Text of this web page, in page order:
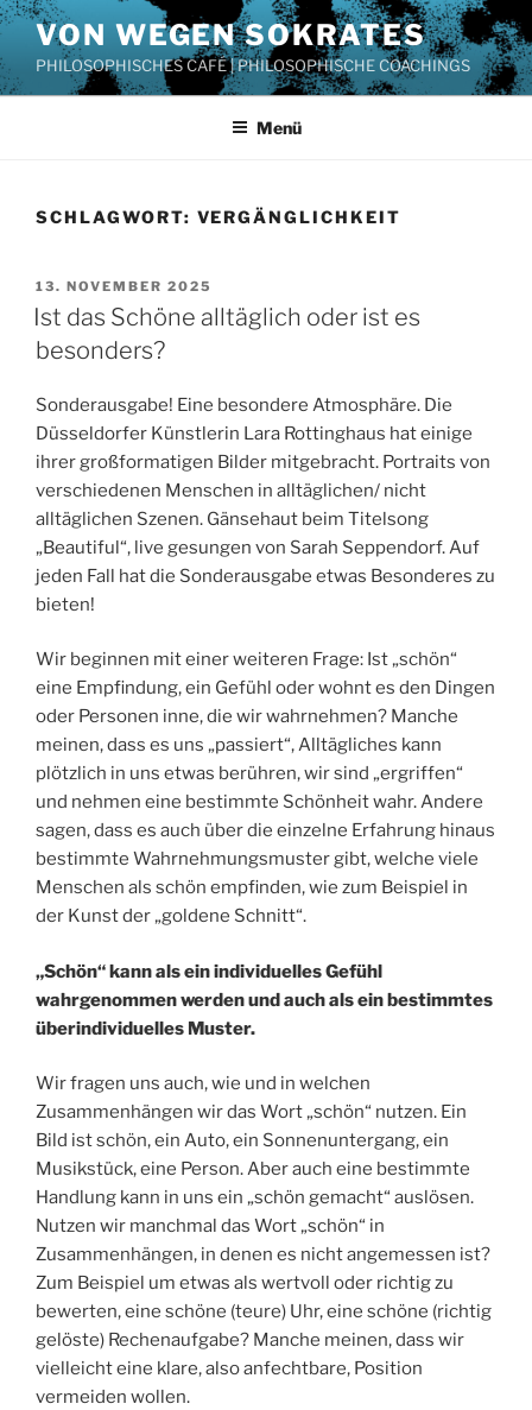
Zum
Inhalt
springen
VON WEGEN SOKRATES
PHILOSOPHISCHES CAFÉ | PHILOSOPHISCHE COACHINGS
Menü
SCHLAGWORT: VERGÄNGLICHKEIT
VERÖFFENTLICHT
AM
13. NOVEMBER 2025
Ist das Schöne alltäglich oder ist es
besonders?
Sonderausgabe! Eine besondere Atmosphäre. Die
Düsseldorfer Künstlerin Lara Rottinghaus hat einige
ihrer großformatigen Bilder mitgebracht. Portraits von
verschiedenen Menschen in alltäglichen/ nicht
alltäglichen Szenen. Gänsehaut beim Titelsong
„Beautiful“, live gesungen von Sarah Seppendorf. Auf
jeden Fall hat die Sonderausgabe etwas Besonderes zu
bieten!
Wir beginnen mit einer weiteren Frage: Ist „schön“
eine Empfindung, ein Gefühl oder wohnt es den Dingen
oder Personen inne, die wir wahrnehmen? Manche
meinen, dass es uns „passiert“, Alltägliches kann
plötzlich in uns etwas berühren, wir sind „ergriffen“
und nehmen eine bestimmte Schönheit wahr. Andere
sagen, dass es auch über die einzelne Erfahrung hinaus
bestimmte Wahrnehmungsmuster gibt, welche viele
Menschen als schön empfinden, wie zum Beispiel in
der Kunst der „goldene Schnitt“.
„Schön“ kann als ein individuelles Gefühl
wahrgenommen werden und auch als ein bestimmtes
überindividuelles Muster.
Wir fragen uns auch, wie und in welchen
Zusammenhängen wir das Wort „schön“ nutzen. Ein
Bild ist schön, ein Auto, ein Sonnenuntergang, ein
Musikstück, eine Person. Aber auch eine bestimmte
Handlung kann in uns ein „schön gemacht“ auslösen.
Nutzen wir manchmal das Wort „schön“ in
Zusammenhängen, in denen es nicht angemessen ist?
Zum Beispiel um etwas als wertvoll oder richtig zu
bewerten, eine schöne (teure) Uhr, eine schöne (richtig
gelöste) Rechenaufgabe? Manche meinen, dass wir
vielleicht eine klare, also anfechtbare, Position
vermeiden wollen.